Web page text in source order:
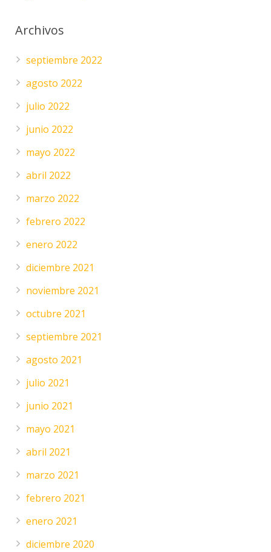
Archivos
septiembre 2022
agosto 2022
julio 2022
junio 2022
mayo 2022
abril 2022
marzo 2022
febrero 2022
enero 2022
diciembre 2021
noviembre 2021
octubre 2021
septiembre 2021
agosto 2021
julio 2021
junio 2021
mayo 2021
abril 2021
marzo 2021
febrero 2021
enero 2021
diciembre 2020